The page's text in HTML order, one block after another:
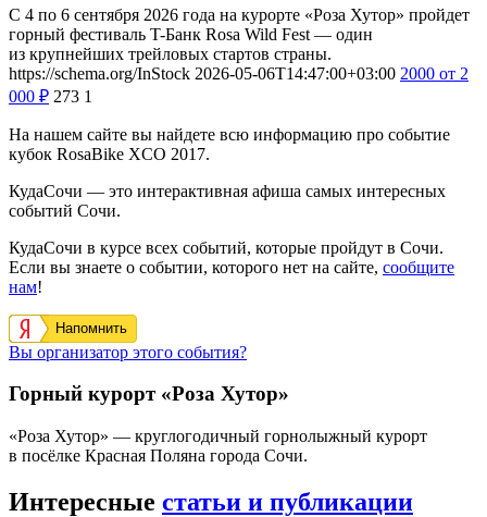
С 4 по 6 сентября 2026 года на курорте «Роза Хутор» пройдет
горный фестиваль T-Банк Rosa Wild Fest — один
из крупнейших трейловых стартов страны.
https://schema.org/InStock 2026-05-06T14:47:00+03:00 2000 от 2
000 ₽ 273 1
На нашем сайте вы найдете всю информацию про событие
кубок RosaBike XCO 2017.
КудаСочи — это интерактивная афиша самых интересных
событий Сочи.
КудаСочи в курсе всех событий, которые пройдут в Сочи.
Если вы знаете о событии, которого нет на сайте, сообщите
нам!
Напомнить
Вы организатор этого события?
Горный курорт «Роза Хутор»
«Роза Хутор» — круглогодичный горнолыжный курорт
в посёлке Красная Поляна города Сочи.
Интересные статьи и публикации